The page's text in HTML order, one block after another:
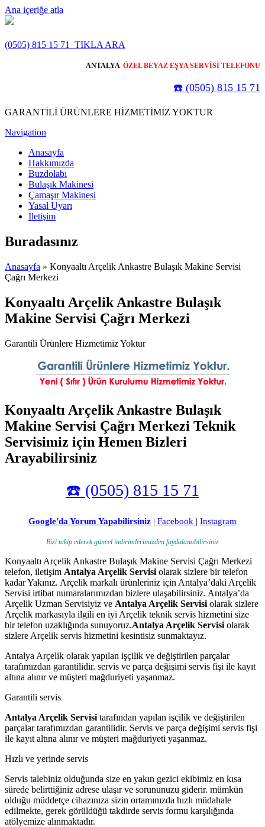
Ana içeriğe atla
(0505) 815 15 71 TIKLA ARA
ANTALYA ÖZEL BEYAZ EŞYA SERVİSİ TELEFONU
☎️ (0505) 815 15 71
GARANTİLİ ÜRÜNLERE HİZMETİMİZ YOKTUR
Navigation
Anasayfa
Hakkımızda
Buzdolabı
Bulaşık Makinesi
Çamaşır Makinesi
Yasal Uyarı
İletişim
Buradasınız
Anasayfa » Konyaaltı Arçelik Ankastre Bulaşık Makine Servisi
Çağrı Merkezi
Konyaaltı Arçelik Ankastre Bulaşık
Makine Servisi Çağrı Merkezi
Garantili Ürünlere Hizmetimiz Yoktur
Konyaaltı Arçelik Ankastre Bulaşık
Makine Servisi Çağrı Merkezi Teknik
Servisimiz için Hemen Bizleri
Arayabilirsiniz
☎️ (0505) 815 15 71
Google'da Yorum Yapabilirsiniz | Facebook | Instagram
Bizi takip ederek güncel indirimlerimizden faydalanabilirsiniz
Konyaaltı Arçelik Ankastre Bulaşık Makine Servisi Çağrı Merkezi
telefon, iletişim Antalya Arçelik Servisi olarak sizlere bir telefon
kadar Yakınız. Arçelik markalı ürünleriniz için Antalya’daki Arçelik
Servisi irtibat numaralarımızdan bizlere ulaşabilirsiniz. Antalya’da
Arçelik Uzman Servisiyiz ve Antalya Arçelik Servisi olarak sizlere
Arçelik markasıyla ilgili en iyi Arçelik teknik servis hizmetini size
bir telefon uzaklığında sunuyoruz.Antalya Arçelik Servisi olarak
sizlere Arçelik servis hizmetini kesintisiz sunmaktayız.
Antalya Arçelik olarak yapılan işçilik ve değiştirilen parçalar
tarafımızdan garantilidir. servis ve parça değişimi servis fişi ile kayıt
altına alınır ve müşteri mağduriyeti yaşanmaz.
Garantili servis
Antalya Arçelik Servisi tarafından yapılan işçilik ve değiştirilen
parçalar tarafımızdan garantilidir. Servis ve parça değişimi servis fişi
ile kayıt altına alınır ve müşteri mağduriyeti yaşanmaz.
Hızlı ve yerinde servis
Servis talebiniz olduğunda size en yakın gezici ekibimiz en kısa
sürede belirttiğiniz adrese ulaşır ve sorununuzu giderir. mümkün
olduğu müddetçe cihazınıza sizin ortamınızda hızlı müdahale
edilmekte, gerek görüldüğü takdirde servis formu karşılığında
atölyemize alınmaktadır.